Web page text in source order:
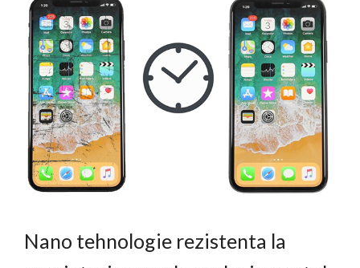
Nano tehnologie rezistenta la